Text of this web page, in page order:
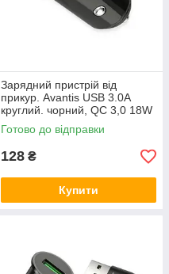
Зарядний пристрій від
прикур. Avantis USB 3.0А
круглий. чорний, QC 3,0 18W
Євро
Готово до відправки
128 ₴
Купити